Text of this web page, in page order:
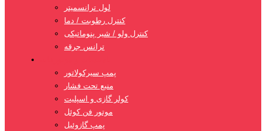
لول ترانسمیتر
کنترل رطوبت / دما
کنترل ولو / شیر پنوماتیکی
ترانس جرقه
پمپ سیرکولاتور
منبع تحت فشار
کولر گازی و اسپلیت
موتور فن کوئل
پمپ گازوئیل